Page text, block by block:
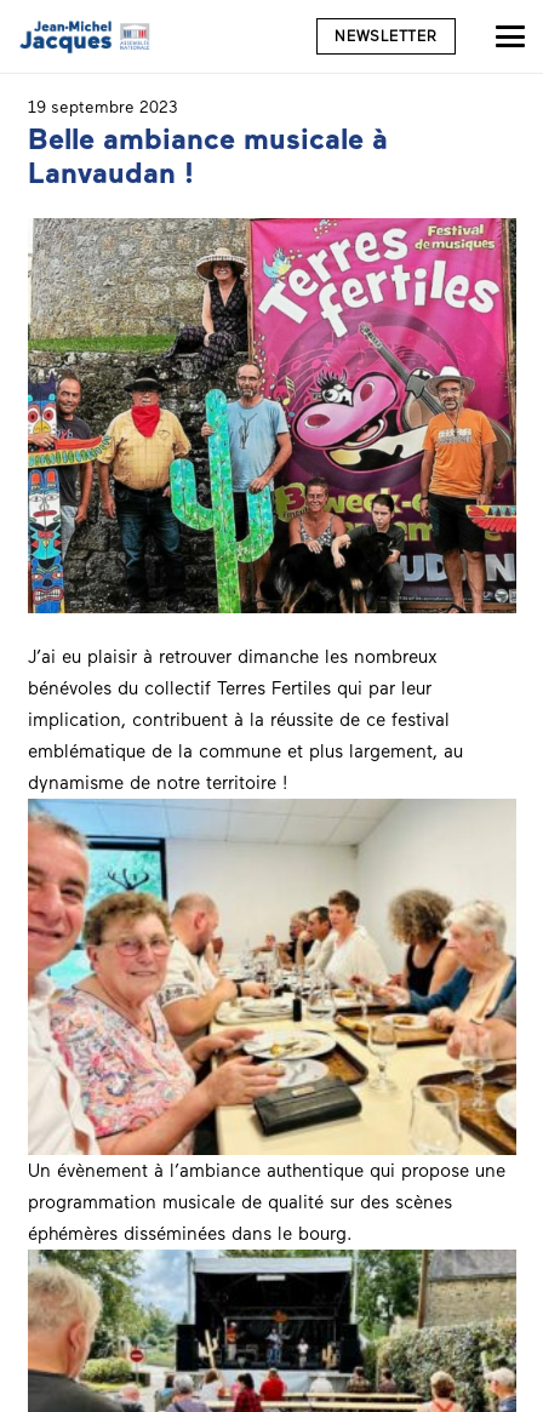
NEWSLETTER
19 septembre 2023
Belle ambiance musicale à
Lanvaudan !
J’ai eu plaisir à retrouver dimanche les nombreux
bénévoles du collectif Terres Fertilesqui par leur
implication, contribuent à la réussite de ce festival
emblématique de la commune et plus largement, au
dynamisme de notre territoire !
Un évènement à l’ambiance authentique qui propose une
programmation musicale de qualité sur des scènes
éphémères disséminées dans le bourg.